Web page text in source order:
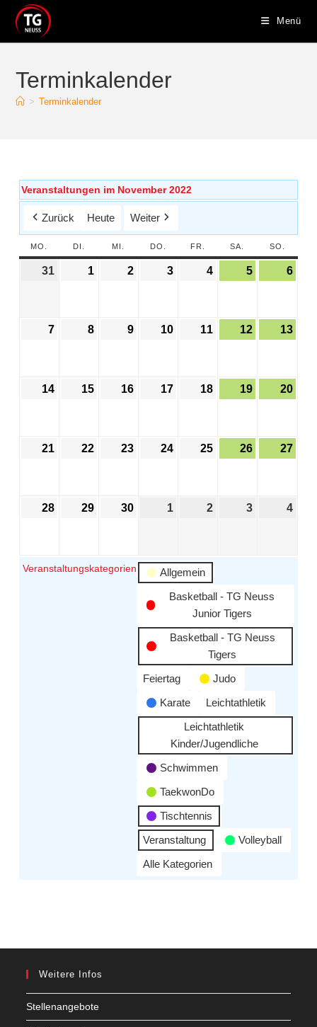
Menü
Terminkalender
> Terminkalender
Veranstaltungen im November 2022
Zurück Heute Weiter
MO. DI. MI. DO. FR. SA. SO.
31 1 2 3 4 5 6
7 8 9 10 11 12 13
14 15 16 17 18 19 20
21 22 23 24 25 26 27
28 29 30 1 2 3 4
Veranstaltungskategorien
Allgemein
Basketball - TG Neuss
Junior Tigers
Basketball - TG Neuss
Tigers
Feiertag
Judo
Karate
Leichtathletik
Leichtathletik
Kinder/Jugendliche
Schwimmen
TaekwonDo
Tischtennis
Veranstaltung
Volleyball
Alle Kategorien
Weitere Infos
Stellenangebote